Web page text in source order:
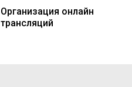
Организация онлайн
трансляций